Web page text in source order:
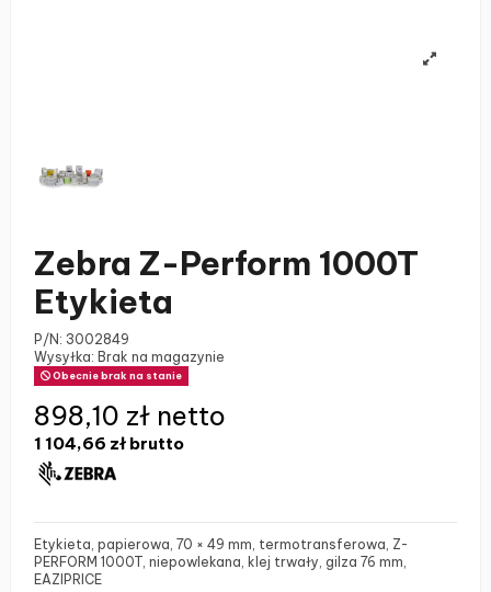
Zebra Z-Perform 1000T
Etykieta
P/N: 3002849
Wysyłka: Brak na magazynie
Obecnie brak na stanie
1 104,66 zł brutto
898,10 zł netto
Etykieta, papierowa, 70 × 49 mm, termotransferowa, Z-
PERFORM 1000T, niepowlekana, klej trwały, gilza 76 mm,
EAZIPRICE